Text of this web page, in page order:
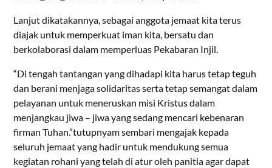
Lanjut dikatakannya, sebagai anggota jemaat kita terus
diajak untuk memperkuat iman kita, bersatu dan
berkolaborasi dalam memperluas Pekabaran Injil.
“Di tengah tantangan yang dihadapi kita harus tetap teguh
dan berani menjaga solidaritas serta tetap semangat dalam
pelayanan untuk meneruskan misi Kristus dalam
menjangkau jiwa – jiwa yang sedang mencari kebenaran
firman Tuhan.”tutupnyam sembari mengajak kepada
seluruh jemaat yang hadir untuk mendukung semua
kegiatan rohani yang telah di atur oleh panitia agar dapat